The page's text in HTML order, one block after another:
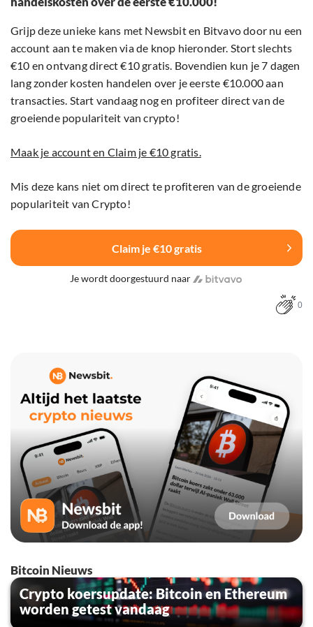
Grijp deze unieke kans met Newsbit en Bitvavo door nu een
account aan te maken via de knop hieronder. Stort slechts
€10 en ontvang direct €10 gratis. Bovendien kun je 7 dagen
lang zonder kosten handelen over je eerste €10.000 aan
transacties. Start vandaag nog en profiteer direct van de
groeiende populariteit van crypto!
Maak je account en Claim je €10 gratis.
Mis deze kans niet om direct te profiteren van de groeiende
populariteit van Crypto!
Claim je €10 gratis
Je wordt doorgestuurd naar
0
Bitcoin Nieuws
Crypto koersupdate: Bitcoin en Ethereum
worden getest vandaag